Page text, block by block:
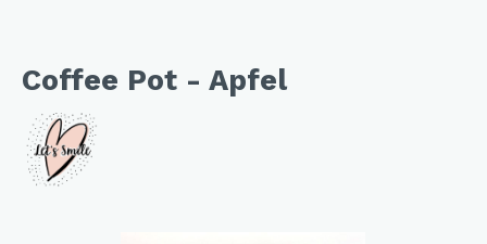
Coffee Pot - Apfel